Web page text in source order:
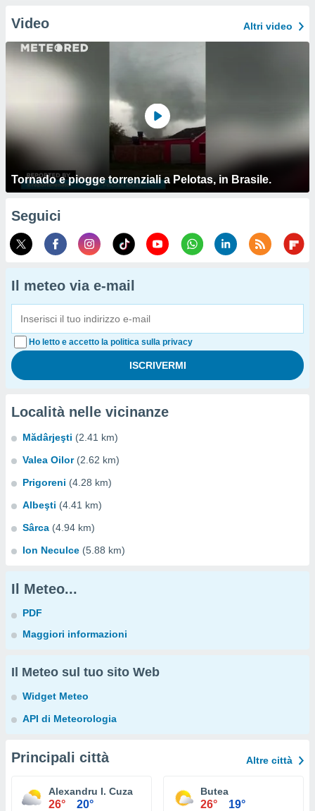
Video Altri video
Tornado e piogge torrenziali a Pelotas, in Brasile.
Seguici
Il meteo via e-mail
Ho letto e accetto la politica sulla privacy
Località nelle vicinanze
Mădârjeşti (2.41 km)
Valea Oilor (2.62 km)
Prigoreni (4.28 km)
Albeşti (4.41 km)
Sârca (4.94 km)
Ion Neculce (5.88 km)
Il Meteo...
PDF
Maggiori informazioni
Il Meteo sul tuo sito Web
Widget Meteo
API di Meteorologia
Principali città Altre città
Alexandru I. Cuza
26° 20°
Butea
26° 19°